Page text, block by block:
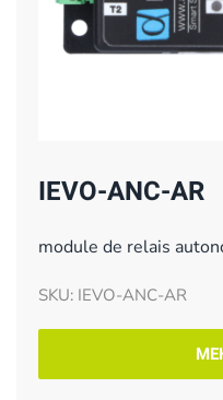
IEVO-ANC-AR
module de relais
SKU: IEVO-ANC-AR